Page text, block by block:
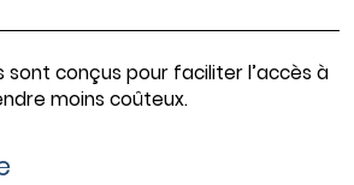
sont conçus pour faciliter l’accès à
moins coûteux.